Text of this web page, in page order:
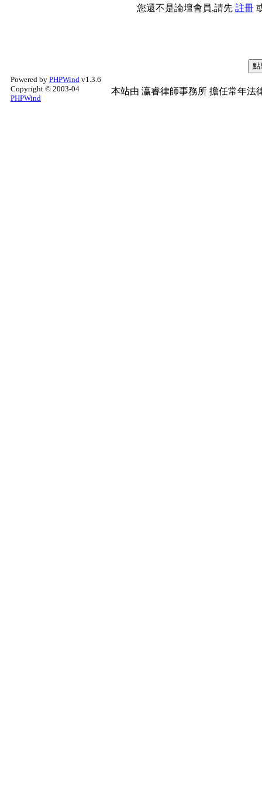
您還不是論壇會員,請先 註冊
Powered by PHPWind v1.3.6
Copyright © 2003-04
PHPWind
本站由 瀛睿律師事務所 擔任常年法